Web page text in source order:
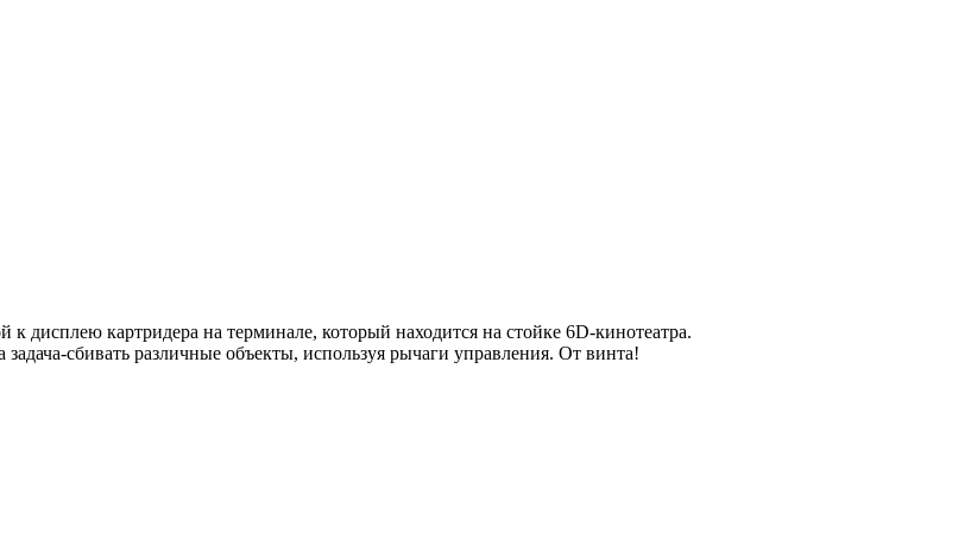
дисплею картридера на терминале, который находится на стойке 6D-кинотеатра.
сбивать различные объекты, используя рычаги управления. От винта!